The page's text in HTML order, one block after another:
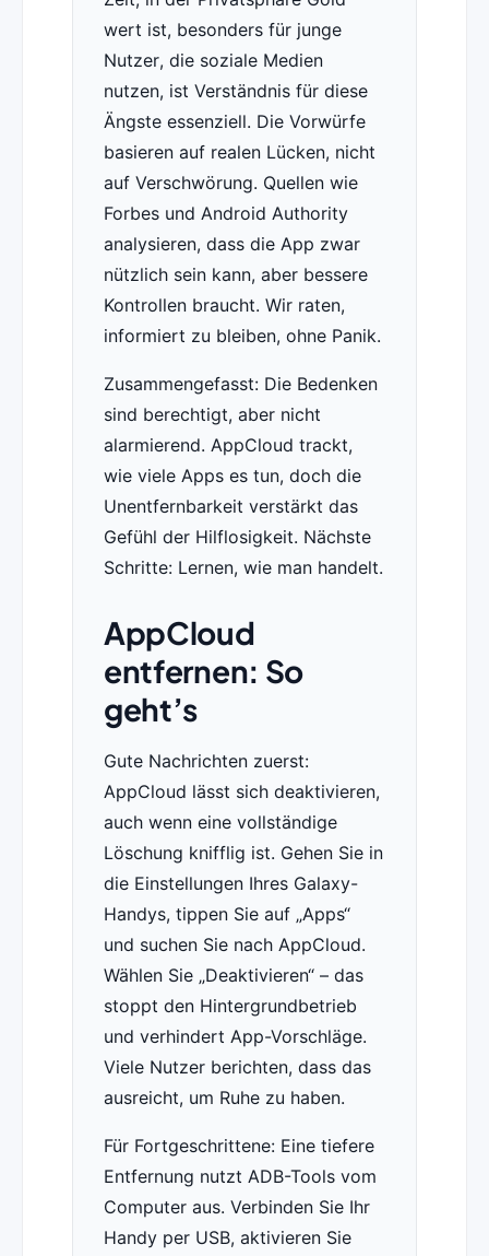
wert ist, besonders für junge
Nutzer, die soziale Medien
nutzen, ist Verständnis für diese
Ängste essenziell. Die Vorwürfe
basieren auf realen Lücken, nicht
auf Verschwörung. Quellen wie
Forbes und Android Authority
analysieren, dass die App zwar
nützlich sein kann, aber bessere
Kontrollen braucht. Wir raten,
informiert zu bleiben, ohne Panik.
Zusammengefasst: Die Bedenken
sind berechtigt, aber nicht
alarmierend. AppCloud trackt,
wie viele Apps es tun, doch die
Unentfernbarkeit verstärkt das
Gefühl der Hilflosigkeit. Nächste
Schritte: Lernen, wie man handelt.
AppCloud
entfernen: So
geht’s
Gute Nachrichten zuerst:
AppCloud lässt sich deaktivieren,
auch wenn eine vollständige
Löschung knifflig ist. Gehen Sie in
die Einstellungen Ihres Galaxy-
Handys, tippen Sie auf „Apps“
und suchen Sie nach AppCloud.
Wählen Sie „Deaktivieren“ – das
stoppt den Hintergrundbetrieb
und verhindert App-Vorschläge.
Viele Nutzer berichten, dass das
ausreicht, um Ruhe zu haben.
Für Fortgeschrittene: Eine tiefere
Entfernung nutzt ADB-Tools vom
Computer aus. Verbinden Sie Ihr
Handy per USB, aktivieren Sie